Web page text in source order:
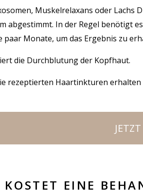
Muskelrelaxans oder Lachs
abgestimmt. In der Regel benötigt
paar Monate, um das Ergebnis zu
die Durchblutung der Kopfhaut.
rezeptierten Haartinkturen erhalten
KOSTET EINE